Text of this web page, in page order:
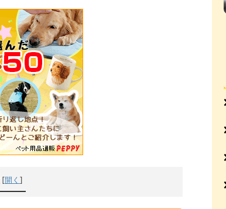
[開く ]